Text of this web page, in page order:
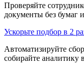
Проверяйте
документы без бумаг
Ускорьте подбор в 2
Автоматизируйте
собирайте аналитику